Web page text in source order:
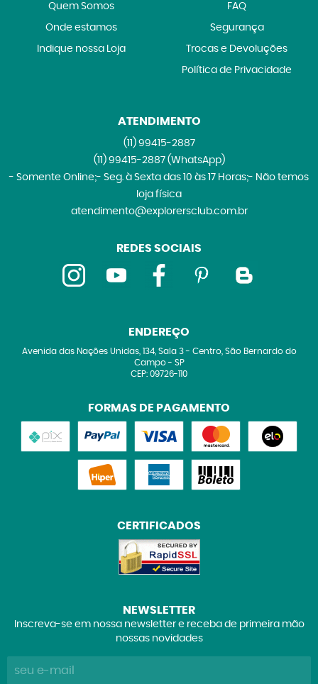
Quem Somos
Onde estamos
Indique nossa Loja
FAQ
Segurança
Trocas e Devoluções
Política de Privacidade
ATENDIMENTO
(11)99415-2887
(11)99415-2887 (WhatsApp)
- Somente Online;- Seg. à Sexta das 10 às 17 Horas;- Não temos
loja física
atendimento@explorersclub.com.br
REDES SOCIAIS
ENDEREÇO
Avenida das Nações Unidas, 134, Sala 3- Centro, São Bernardo do
Campo- SP
CEP: 09726-110
FORMAS DE PAGAMENTO
CERTIFICADOS
NEWSLETTER
Inscreva-se em nossa newsletter e receba de primeira mão
nossas novidades